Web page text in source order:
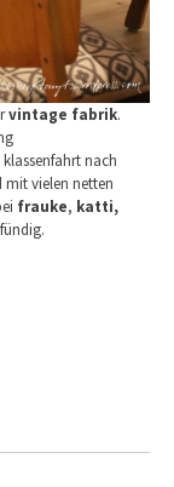
vintage fabrik.
klassenfahrt nach
mit vielen netten
frauke, katti,
fündig.